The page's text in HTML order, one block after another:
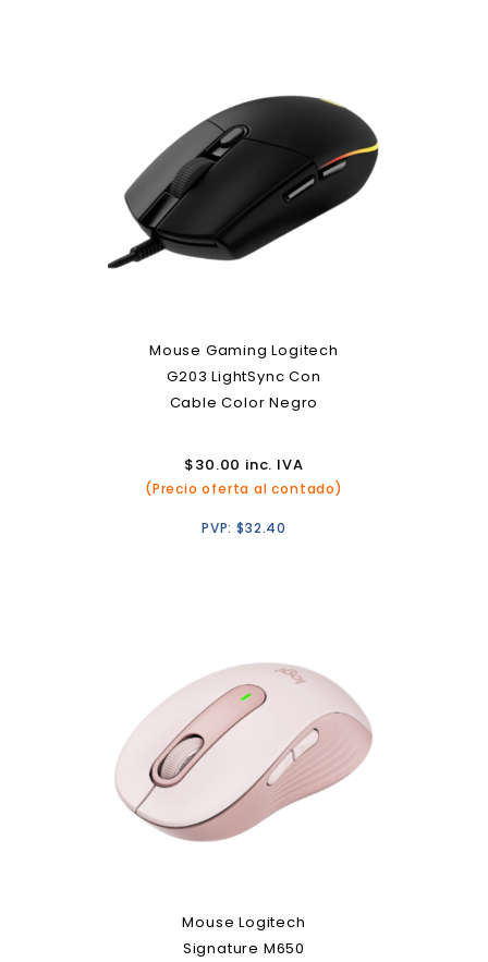
Mouse Gaming Logitech
G203 LightSync Con
Cable Color Negro
$30.00 inc. IVA
(Precio oferta al contado)
PVP:$32.40
Mouse Logitech
Signature M650